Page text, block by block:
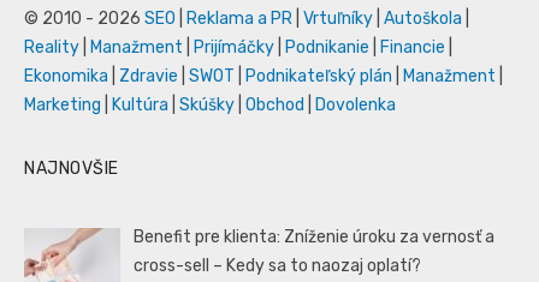
© 2010 - 2026 SEO Reklama a PR Vrtuľníky Autoškola
Reality
Manažment Prijímáčky Podnikanie Financie
Ekonomika
Zdravie SWOT Podnikateľský plán Manažment
Marketing
Kultúra Skúšky Obchod Dovolenka
NAJNOVŠIE
Benefit pre klienta: Zníženie úroku za vernosť a
cross-sell – Kedy sa to naozaj oplatí?